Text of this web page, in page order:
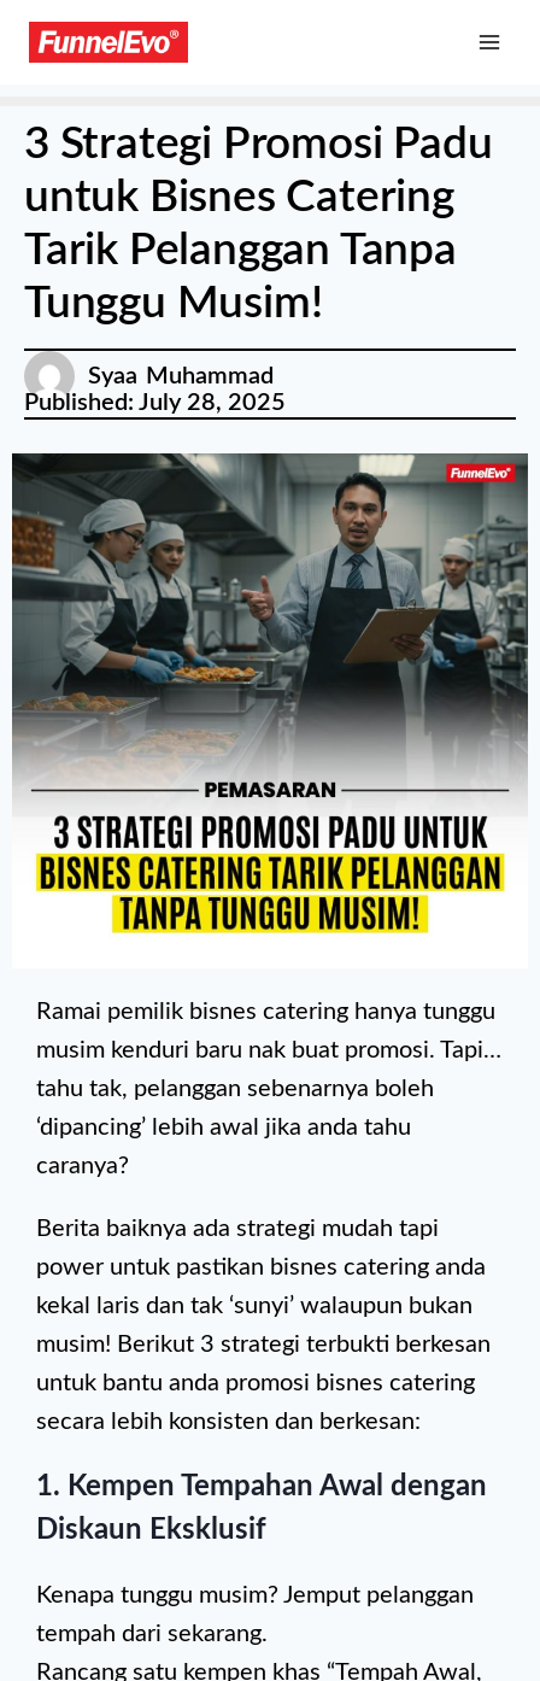
3 Strategi Promosi Padu
untuk Bisnes Catering
Tarik Pelanggan Tanpa
Tunggu Musim!
Syaa Muhammad
Published: July 28, 2025
Ramai pemilik bisnes catering hanya tunggu
musim kenduri baru nak buat promosi. Tapi…
tahu tak, pelanggan sebenarnya boleh
‘dipancing’ lebih awal jika anda tahu
caranya?
Berita baiknya ada strategi mudah tapi
power untuk pastikan bisnes catering anda
kekal laris dan tak ‘sunyi’ walaupun bukan
musim! Berikut 3 strategi terbukti berkesan
untuk bantu anda promosi bisnes catering
secara lebih konsisten dan berkesan:
1. Kempen Tempahan Awal dengan
Diskaun Eksklusif
Kenapa tunggu musim? Jemput pelanggan
tempah dari sekarang.
Rancang satu kempen khas “Tempah Awal,